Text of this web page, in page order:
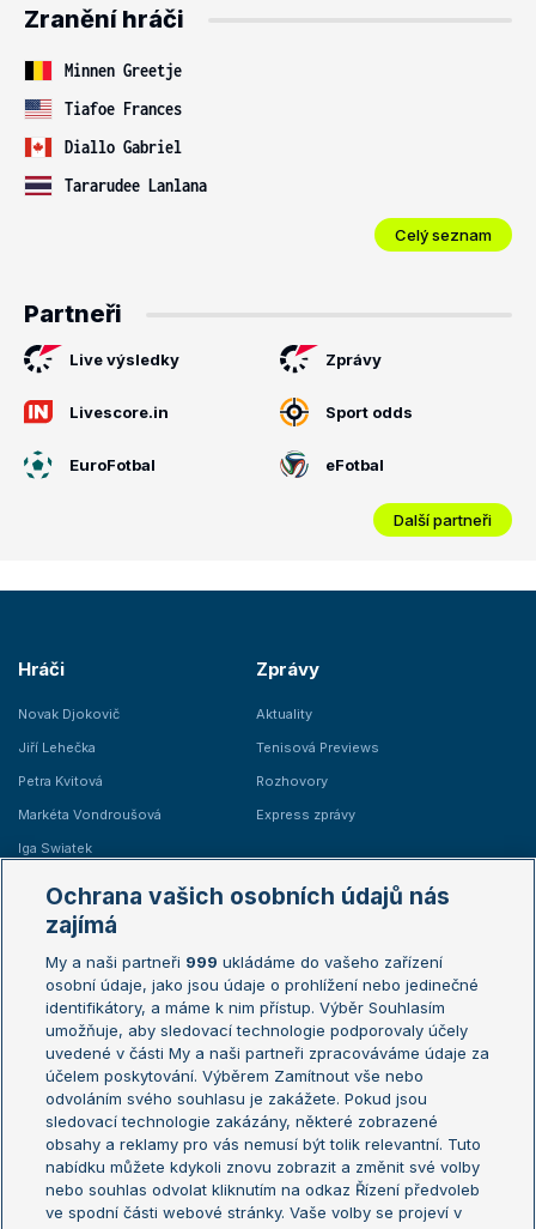
Zranění hráči
Minnen Greetje
Tiafoe Frances
Diallo Gabriel
Tararudee Lanlana
Celý seznam
Partneři
Live výsledky Zprávy
Livescore.in Sport odds
EuroFotbal eFotbal
Další partneři
Hráči
Novak Djokovič
Jiří Lehečka
Petra Kvitová
Markéta Vondroušová
Iga Swiatek
Zprávy
Aktuality
Tenisová Previews
Rozhovory
Express zprávy
Žebříčky
Žebříček ATP (muži)
Žebříček WTA (ženy)
Sázkařský žebříček
Australian Open
French Open
Wimbledon
US Open
Turnaj mistrů
Turnaj mistryň
Aktualní trendy
Fotbalové přestupy
Ochrana vašich osobních údajů nás
zajímá
My a naši partneři 999 ukládáme do vašeho zařízení
osobní údaje, jako jsou údaje o prohlížení nebo jedinečné
identifikátory, a máme k nim přístup. Výběr Souhlasím
umožňuje, aby sledovací technologie podporovaly účely
uvedené v části My a naši partneři zpracováváme údaje za
účelem poskytování. Výběrem Zamítnout vše nebo
odvoláním svého souhlasu je zakážete. Pokud jsou
sledovací technologie zakázány, některé zobrazené
obsahy a reklamy pro vás nemusí být tolik relevantní. Tuto
nabídku můžete kdykoli znovu zobrazit a změnit své volby
nebo souhlas odvolat kliknutím na odkaz Řízení předvoleb
ve spodní části webové stránky. Vaše volby se projeví v